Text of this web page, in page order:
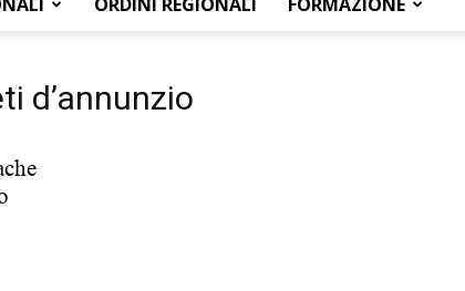
d’annunzio